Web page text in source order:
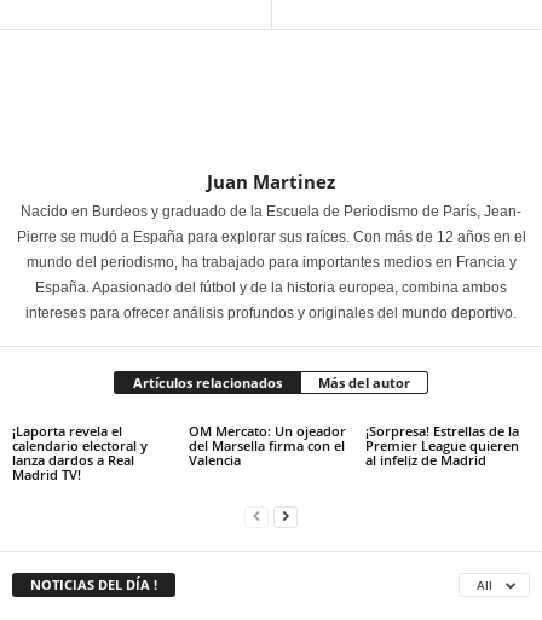
Juan Martinez
Nacido en Burdeos y graduado de la Escuela de Periodismo de París, Jean-
Pierre se mudó a España para explorar sus raíces. Con más de 12 años en el
mundo del periodismo, ha trabajado para importantes medios en Francia y
España. Apasionado del fútbol y de la historia europea, combina ambos
intereses para ofrecer análisis profundos y originales del mundo deportivo.
Artículos relacionados Más del autor
¡Laporta revela el
calendario electoral y
lanza dardos a Real
Madrid TV!
OM Mercato: Un ojeador
del Marsella firma con el
Valencia
¡Sorpresa! Estrellas de la
Premier League quieren
al infeliz de Madrid
NOTICIAS DEL DÍA ! All